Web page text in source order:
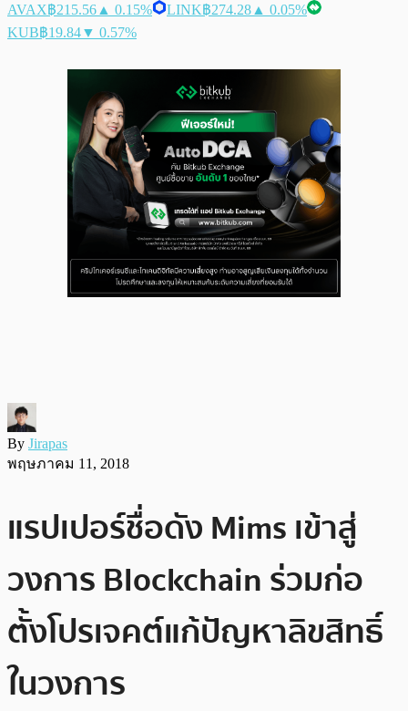
AVAX฿215.56 ▲ 0.15% LINK฿274.28 ▲ 0.05%
KUB฿19.84▼ 0.57%
By Jirapas
พฤษภาคม 11, 2018
แรปเปอร์ชื่อดัง Mims เข้าสู่
วงการ Blockchain ร่วมก่อ
ตั้งโปรเจคต์แก้ปัญหาลิขสิทธิ์
ในวงการ